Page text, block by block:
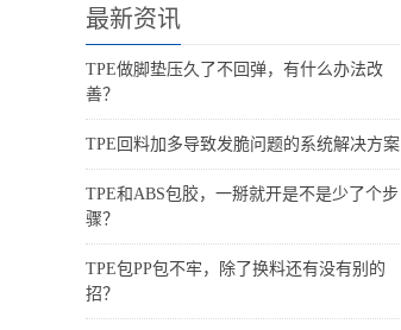
最新资讯
TPE做脚垫压久了不回弹，有什么办法改
善？
TPE回料加多导致发脆问题的系统解决方案
TPE和ABS包胶，一掰就开是不是少了个步
骤？
TPE包PP包不牢，除了换料还有没有别的
招？